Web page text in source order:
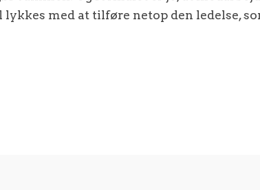
med at tilføre netop den ledelse,